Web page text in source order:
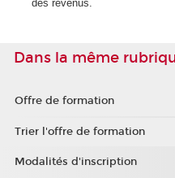
des revenus.
Dans la même
Offre de formation
Trier l'offre de formation
Modalités d'inscription